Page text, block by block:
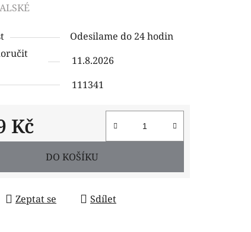
Odesilame do 24 hodin
11.8.2026
111341
Kč
DO KOŠÍKU
Zeptat se Sdílet